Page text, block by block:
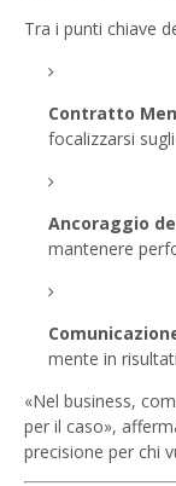
Tra i punti chiave
Contratto
focalizzarsi
Ancoraggio
mantenere
mente in
«Nel business,
per il caso»,
precisione per chi